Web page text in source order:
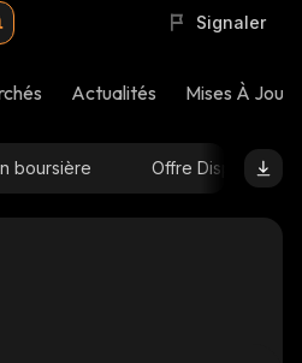
Signaler
Actualités Mises À Jour
boursière Offre Disponible